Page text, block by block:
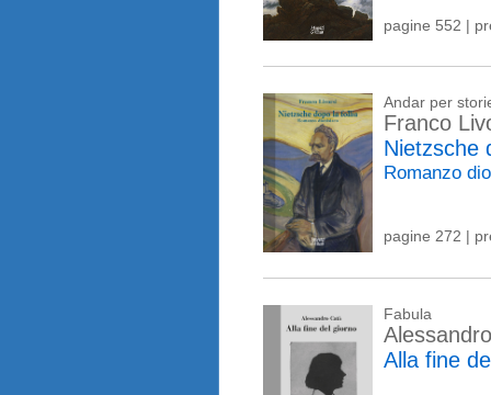
pagine 552 |
Andar per
Franco
Nietzsche
Romanzo
pagine 272 |
Fabula
Alla fine